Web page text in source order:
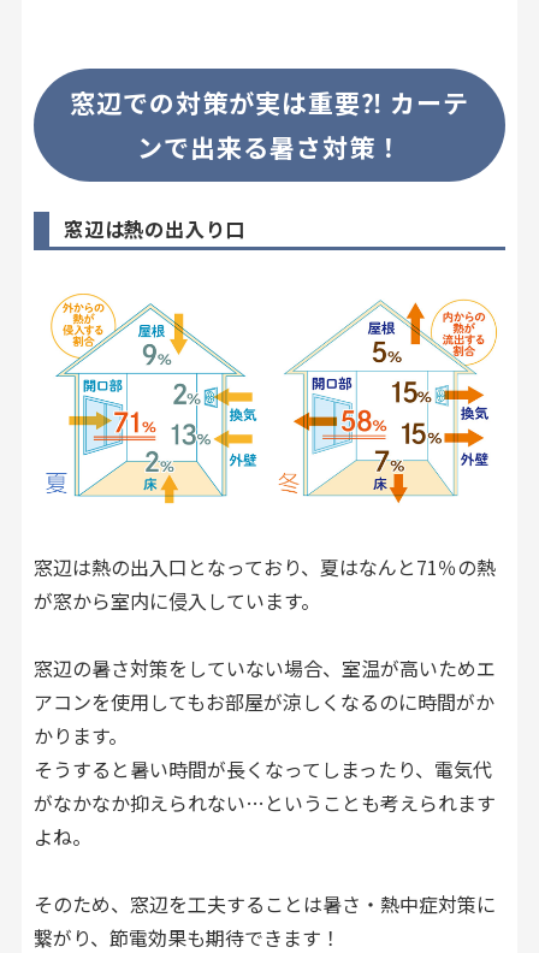
FAQ
お問い合わせ
お気に入りリスト
お見積り来店予約はこちら
法人のお客様へ
窓辺での対策が実は重要⁈ カーテ
ンで出来る暑さ対策！
窓辺は熱の出入り口
窓辺は熱の出入口となっており、夏はなんと71％の熱
が窓から室内に侵入しています。
窓辺の暑さ対策をしていない場合、室温が高いためエ
アコンを使用してもお部屋が涼しくなるのに時間がか
かります。
そうすると暑い時間が長くなってしまったり、電気代
がなかなか抑えられない…ということも考えられます
よね。
そのため、窓辺を工夫することは暑さ・熱中症対策に
繋がり、節電効果も期待できます！